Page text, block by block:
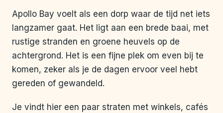
Apollo Bay voelt als een dorp waar de tijd net iets
langzamer gaat. Het ligt aan een brede baai, met
rustige stranden en groene heuvels op de
achtergrond. Het is een fijne plek om even bij te
komen, zeker als je de dagen ervoor veel hebt
gereden of gewandeld.
Je vindt hier een paar straten met winkels, cafés